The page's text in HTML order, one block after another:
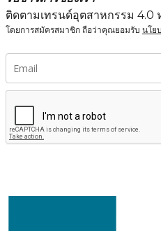
ติดตามเทรนด์อุตสาหกรรม 4.0
โดยการสมัครสมาชิก ถือว่าคุณยอมรับ นโย